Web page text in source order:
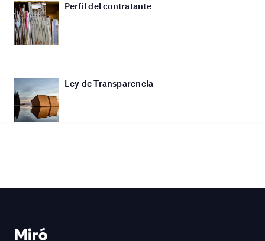
Perfil del contratante
Ley de Transparencia